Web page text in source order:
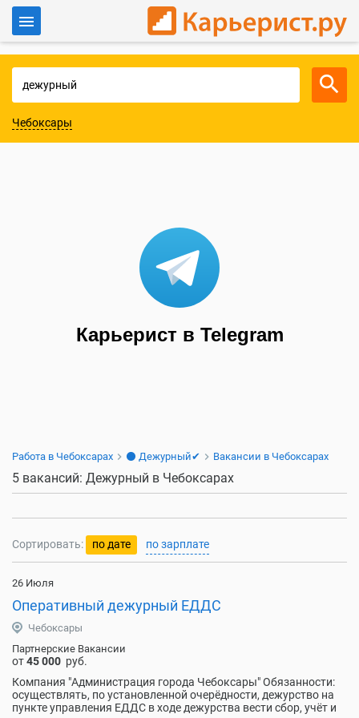
Для работодателей
Чебоксары
Карьерист в Telegram
Работа в Чебоксарах ⚫ Дежурный✔ Вакансии в Чебоксарах
5 вакансий: Дежурный в Чебоксарах
Сортировать: по дате по зарплате
26 Июля
Оперативный дежурный ЕДДС
Чебоксары
Партнерские Вакансии
от45 000 руб.
Компания "Администрация города Чебоксары" Обязанности:
осуществлять, по установленной очерёдности, дежурство на
пункте управления ЕДДС в ходе дежурства вести сбор, учёт и